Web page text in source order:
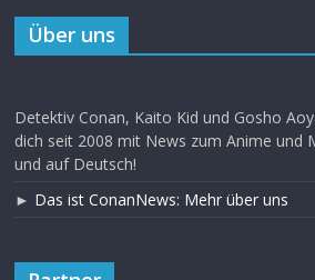
Über uns
Detektiv Conan, Kaito Kid und Gosho
dich seit 2008 mit News zum Anime und
und auf Deutsch!
► Das ist ConanNews: Mehr über uns